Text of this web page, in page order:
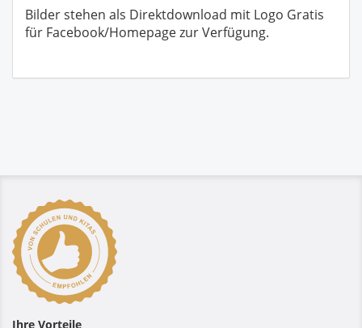
Bilder stehen als Direktdownload mit Logo Gratis
für Facebook/Homepage zur Verfügung.
Ihre Vorteile